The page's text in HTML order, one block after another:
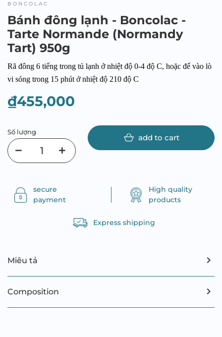
BONCOLAC
Bánh đông lạnh - Boncolac -
Tarte Normande (Normandy
Tart) 950g
Rã đông 6 tiếng trong tủ lạnh ở nhiệt độ 0-4 độ C, hoặc để vào lò
vi sóng trong 15 phút ở nhiệt độ 210 độ C
₫455,000
Số lượng
add to cart
secure
payment
High quality
products
Express shipping
Miêu tả
Composition